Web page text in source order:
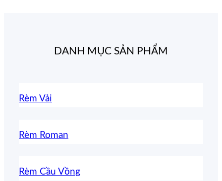
DANH MỤC SẢN PHẨM
Rèm Vải
Rèm Roman
Rèm Cầu Vồng